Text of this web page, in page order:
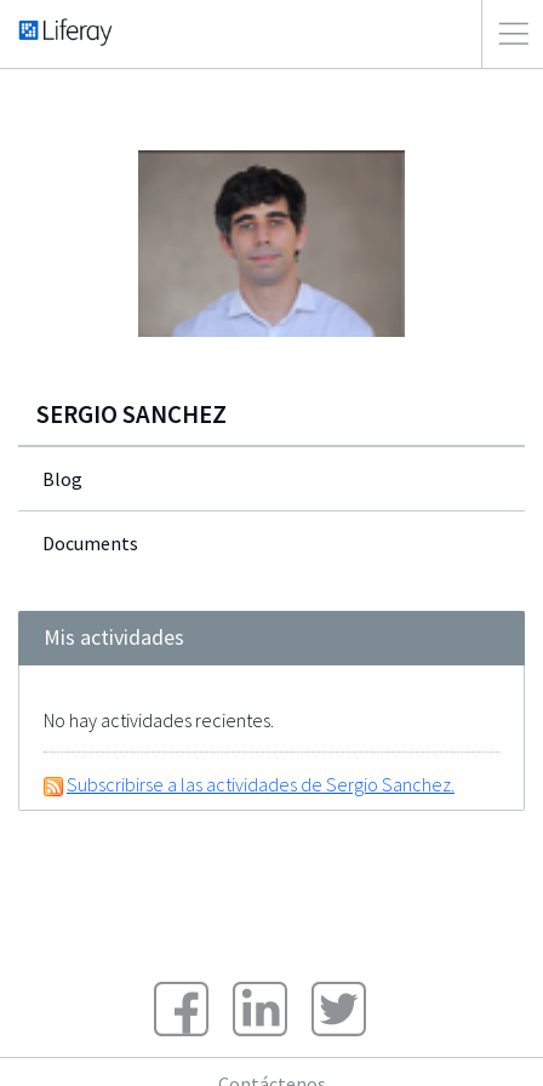
SERGIO SANCHEZ
Blog
Documents
Mis actividades
No hay actividades recientes.
Subscribirse a las actividades de Sergio Sanchez.